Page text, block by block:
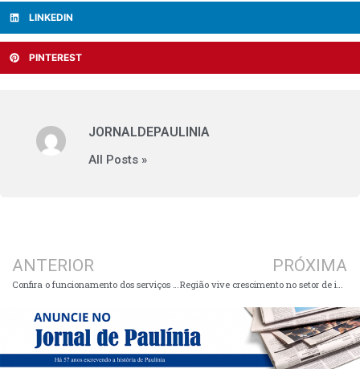
LINKEDIN
PINTEREST
JORNALDEPAULINIA
All Posts »
ANTERIOR PRÓXIMA